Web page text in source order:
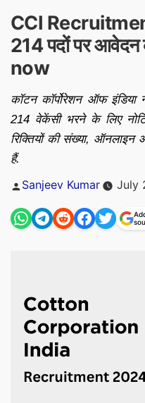
CCI
214 पदों पर
now
कॉटन कॉर्पोरेशन ऑफ
214 वेकेंसी भरने के लिए
रिक्तियों की संख्या, ऑनलाइन
हैं.
Posted
Sanjeev Kumar July